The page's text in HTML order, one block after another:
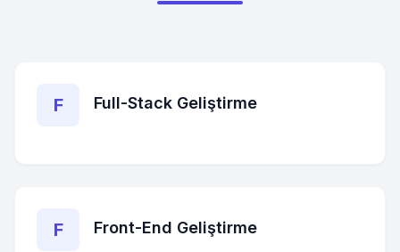
F Full-Stack Geliştirme
F Front-End Geliştirme